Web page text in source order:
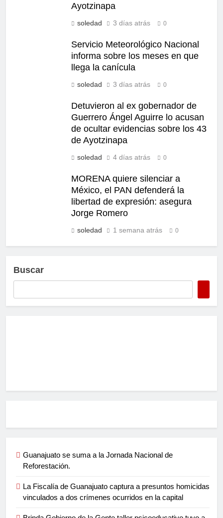
Ayotzinapa
soledad 3 días atrás 0
Servicio Meteorológico Nacional
informa sobre los meses en que
llega la canícula
soledad 3 días atrás 0
Detuvieron al ex gobernador de
Guerrero Ángel Aguirre lo acusan
de ocultar evidencias sobre los 43
de Ayotzinapa
soledad 4 días atrás 0
MORENA quiere silenciar a
México, el PAN defenderá la
libertad de expresión: asegura
Jorge Romero
soledad 1 semana atrás 0
Buscar
Guanajuato se suma a la Jornada Nacional de
Reforestación.
La Fiscalía de Guanajuato captura a presuntos homicidas
vinculados a dos crímenes ocurridos en la capital